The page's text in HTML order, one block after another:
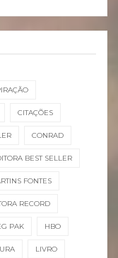
CITAÇÕES
CONRAD
BEST SELLER
FONTES
RECORD
PAK HBO
LIVRO